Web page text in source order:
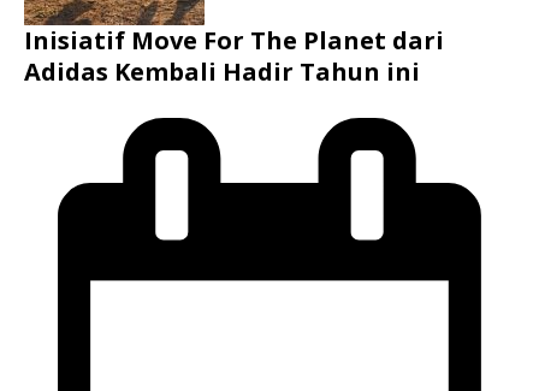
Inisiatif Move For The Planet dari
Adidas Kembali Hadir Tahun ini